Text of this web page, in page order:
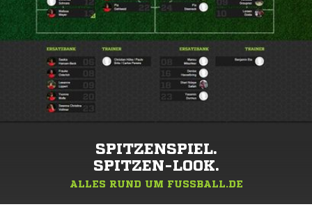
SPITZENSPIEL.
SPITZEN-LOOK.
ALLES RUND UM FUSSBALL.DE